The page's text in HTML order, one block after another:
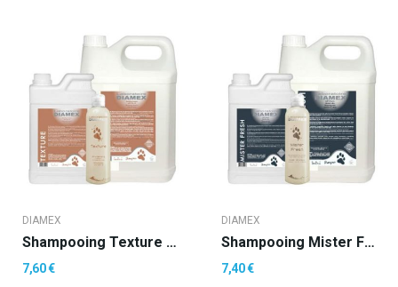
DIAMEX
Shampooing Texture Vison
7,60 €
DIAMEX
Shampooing Mister Fresh
7,40 €